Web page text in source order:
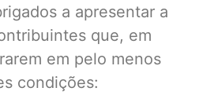
a apresentar a
que, em
em pelo menos
condições: